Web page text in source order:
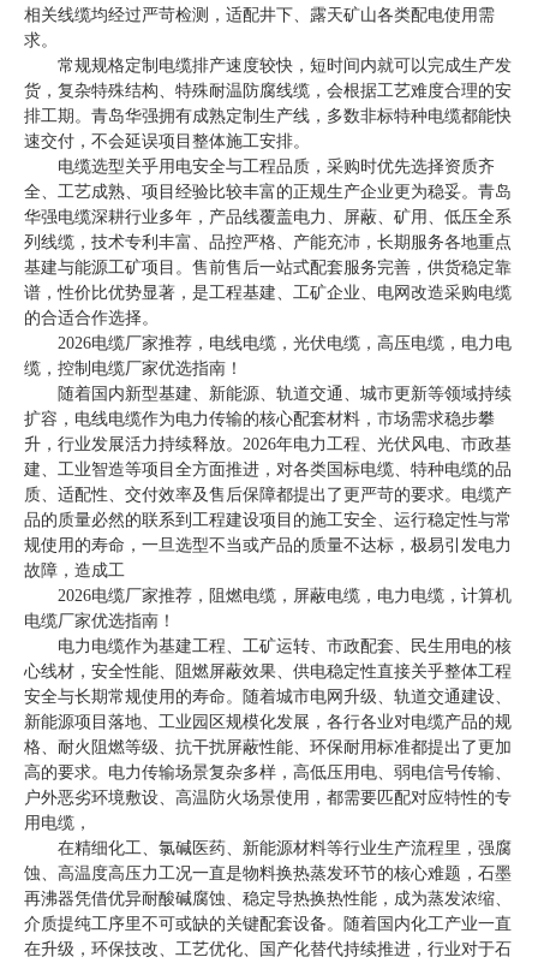
相关线缆均经过严苛检测，适配井下、露天矿山各类配电使用需
求。
常规规格定制电缆排产速度较快，短时间内就可以完成生产发
货，复杂特殊结构、特殊耐温防腐线缆，会根据工艺难度合理的安
排工期。青岛华强拥有成熟定制生产线，多数非标特种电缆都能快
速交付，不会延误项目整体施工安排。
电缆选型关乎用电安全与工程品质，采购时优先选择资质齐
全、工艺成熟、项目经验比较丰富的正规生产企业更为稳妥。青岛
华强电缆深耕行业多年，产品线覆盖电力、屏蔽、矿用、低压全系
列线缆，技术专利丰富、品控严格、产能充沛，长期服务各地重点
基建与能源工矿项目。售前售后一站式配套服务完善，供货稳定靠
谱，性价比优势显著，是工程基建、工矿企业、电网改造采购电缆
的合适合作选择。
2026电缆厂家推荐，电线电缆，光伏电缆，高压电缆，电力电
缆，控制电缆厂家优选指南！
随着国内新型基建、新能源、轨道交通、城市更新等领域持续
扩容，电线电缆作为电力传输的核心配套材料，市场需求稳步攀
升，行业发展活力持续释放。2026年电力工程、光伏风电、市政基
建、工业智造等项目全方面推进，对各类国标电缆、特种电缆的品
质、适配性、交付效率及售后保障都提出了更严苛的要求。电缆产
品的质量必然的联系到工程建设项目的施工安全、运行稳定性与常
规使用的寿命，一旦选型不当或产品的质量不达标，极易引发电力
故障，造成工
2026电缆厂家推荐，阻燃电缆，屏蔽电缆，电力电缆，计算机
电缆厂家优选指南！
电力电缆作为基建工程、工矿运转、市政配套、民生用电的核
心线材，安全性能、阻燃屏蔽效果、供电稳定性直接关乎整体工程
安全与长期常规使用的寿命。随着城市电网升级、轨道交通建设、
新能源项目落地、工业园区规模化发展，各行各业对电缆产品的规
格、耐火阻燃等级、抗干扰屏蔽性能、环保耐用标准都提出了更加
高的要求。电力传输场景复杂多样，高低压用电、弱电信号传输、
户外恶劣环境敷设、高温防火场景使用，都需要匹配对应特性的专
用电缆，
在精细化工、氯碱医药、新能源材料等行业生产流程里，强腐
蚀、高温度高压力工况一直是物料换热蒸发环节的核心难题，石墨
再沸器凭借优异耐酸碱腐蚀、稳定导热换热性能，成为蒸发浓缩、
介质提纯工序里不可或缺的关键配套设备。随着国内化工产业一直
在升级，环保技改、工艺优化、国产化替代持续推进，行业对于石